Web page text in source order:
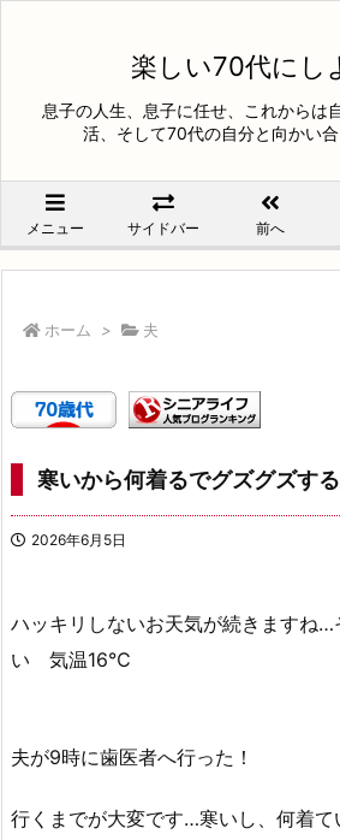
楽しい70代にし
息子の人生、息子に任せ、これからは
活、そして70代の自分と向かい合
メニュー サイドバー 前へ
ホーム > 夫
寒いから何着るでグズグズする
2026年6月5日
ハッキリしないお天気が続きますね…
い 気温16℃
夫が9時に歯医者へ行った！
行くまでが大変です…寒いし、何着て